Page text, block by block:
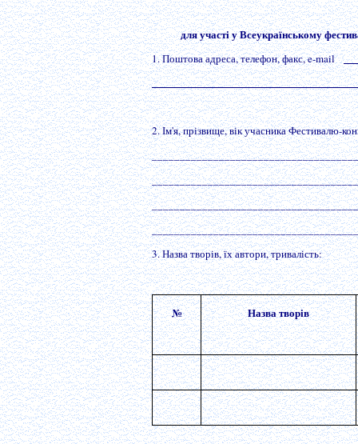
для участі у Всеукраїнському
1. Поштова адреса, телефон, факс, e-mail
2. Ім'я, прізвище, вік учасника Фестивалю-
3. Назва творів, їх автори, тривалість:
№ Назва творів